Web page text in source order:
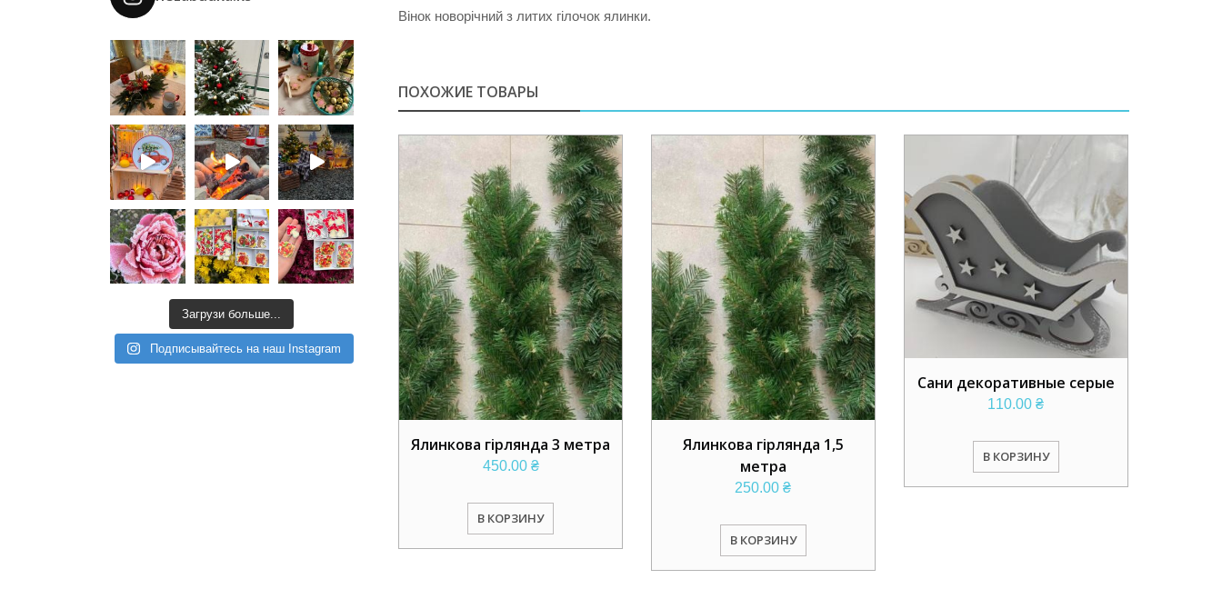
Вінок новорічний з литих гілочок ялинки.
ПОХОЖИЕ ТОВАРЫ
Ялинкова гірлянда 3 метра
450.00 ₴
В КОРЗИНУ
Ялинкова гірлянда 1,5
метра
250.00₴
В КОРЗИНУ
Сани декоративные серые
110.00₴
В КОРЗИНУ
Загрузи больше...
Подписывайтесь на наш Instagram